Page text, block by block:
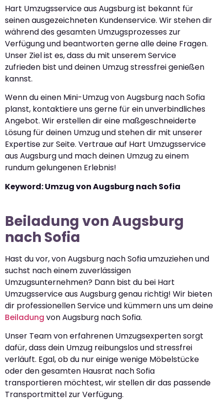
Hart Umzugsservice aus Augsburg ist bekannt für
seinen ausgezeichneten Kundenservice. Wir stehen dir
während des gesamten Umzugsprozesses zur
Verfügung und beantworten gerne alle deine Fragen.
Unser Ziel ist es, dass du mit unserem Service
zufrieden bist und deinen Umzug stressfrei genießen
kannst.
Wenn du einen Mini-Umzug von Augsburg nach Sofia
planst, kontaktiere uns gerne für ein unverbindliches
Angebot. Wir erstellen dir eine maßgeschneiderte
Lösung für deinen Umzug und stehen dir mit unserer
Expertise zur Seite. Vertraue auf Hart Umzugsservice
aus Augsburg und mach deinen Umzug zu einem
rundum gelungenen Erlebnis!
Keyword: Umzug von Augsburg nach Sofia
Beiladung von Augsburg
nach Sofia
Hast du vor, von Augsburg nach Sofia umzuziehen und
suchst nach einem zuverlässigen
Umzugsunternehmen? Dann bist du bei Hart
Umzugsservice aus Augsburg genau richtig! Wir bieten
dir professionellen Service und kümmern uns um deine
Beiladung von Augsburg nach Sofia.
Unser Team von erfahrenen Umzugsexperten sorgt
dafür, dass dein Umzug reibungslos und stressfrei
verläuft. Egal, ob du nur einige wenige Möbelstücke
oder den gesamten Hausrat nach Sofia
transportieren möchtest, wir stellen dir das passende
Transportmittel zur Verfügung.